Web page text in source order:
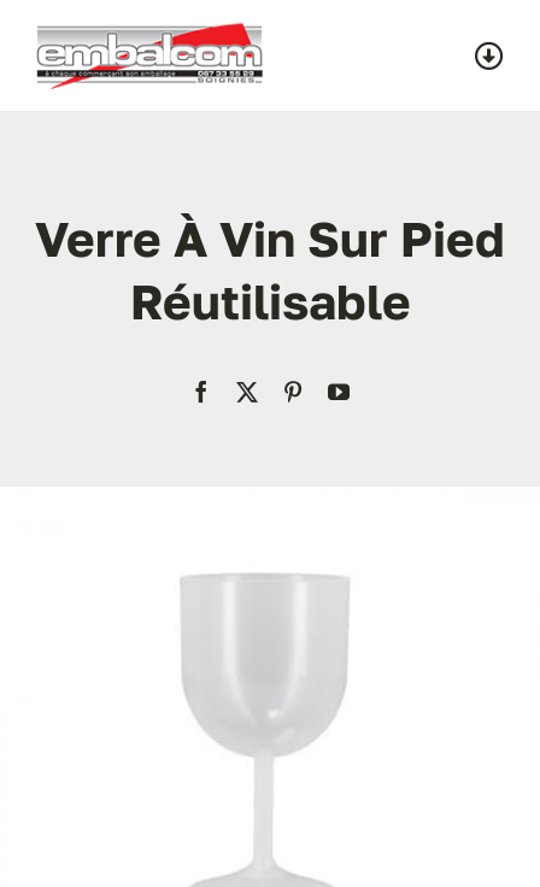
content
Catalogue
Contact
Verre À Vin Sur Pied
Réutilisable